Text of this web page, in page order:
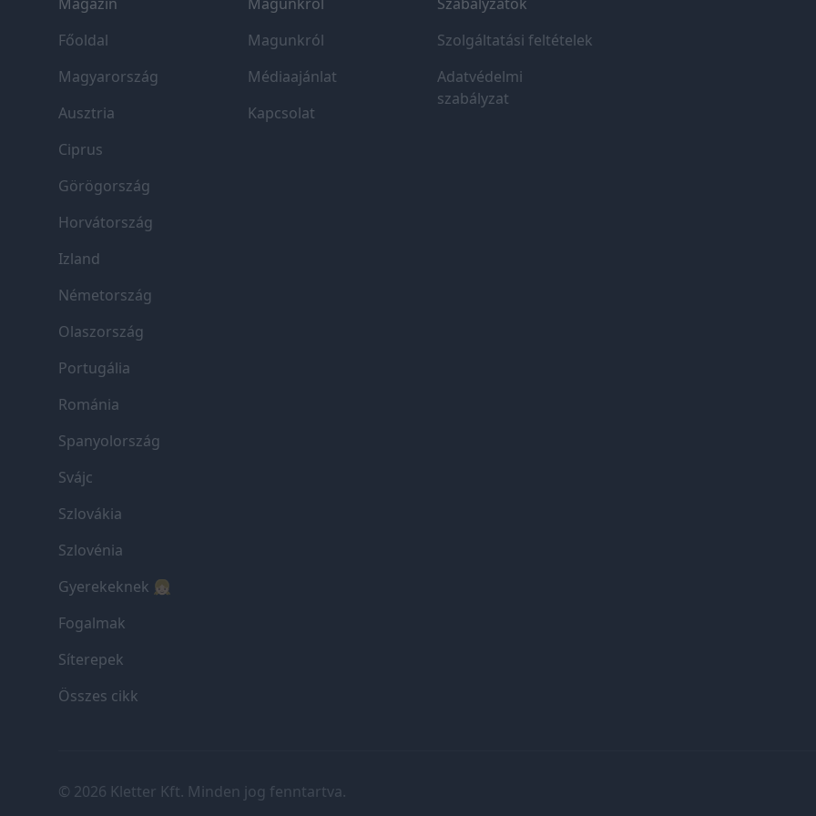
Főoldal
Magyarország
Ausztria
Ciprus
Görögország
Horvátország
Izland
Németország
Olaszország
Portugália
Románia
Spanyolország
Svájc
Szlovákia
Szlovénia
Gyerekeknek 👧🏼
Fogalmak
Síterepek
Összes cikk
Magunkról
Médiaajánlat
Kapcsolat
Szolgáltatási feltételek
Adatvédelmi
szabályzat
© 2026 Kletter Kft. Minden jog fenntartva.